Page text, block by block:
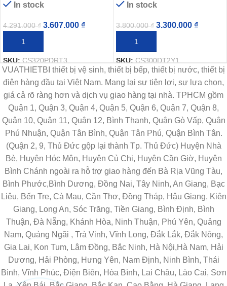
In stock
4.291.000₫ 3.607.000 ₫
THÊM VÀO GIỎ HÀNG
SKU:CS320PDRT3
In stock
3.800.000₫ 3.300.000 ₫
THÊM VÀO GIỎ HÀNG
SKU:CS300DT2Y1
VUATHIETBI thiết bị vệ sinh, thiết bị bếp, thiết bị nước, thiết bị
điện hàng đầu tại Việt Nam. Mang lại sự tiện lợi, sự lựa chọn,
giá cả rõ ràng hơn và dịch vụ giao hàng tại nhà. TPHCM gồm
Quận 1, Quận 3, Quận 4, Quận 5, Quận 6, Quận 7, Quận 8,
Quận 10, Quận 11, Quận 12, Bình Thạnh, Quận Gò Vấp, Quận
Phú Nhuận, Quận Tân Bình, Quận Tân Phú, Quận Bình Tân.
(Quận 2, 9, Thủ Đức gộp lại thành Tp. Thủ Đức) Huyện Nhà
Bè, Huyện Hóc Môn, Huyện Củ Chi, Huyện Cần Giờ, Huyện
Bình Chánh ngoài ra hỗ trợ giao hàng đến Bà Rịa Vũng Tàu,
Bình Phước,Bình Dương, Đồng Nai, Tây Ninh, An Giang, Bạc
Liêu, Bến Tre, Cà Mau, Cần Thơ, Đồng Tháp, Hậu Giang, Kiên
Giang, Long An, Sóc Trăng, Tiền Giang, Bình Định, Bình
Thuận, Đà Nẵng, Khánh Hòa, Ninh Thuận, Phú Yên, Quảng
Nam, Quảng Ngãi , Trà Vinh, Vĩnh Long, Đắk Lắk, Đắk Nông,
Gia Lai, Kon Tum, Lâm Đồng, Bắc Ninh, Hà Nội,Hà Nam, Hải
Dương, Hải Phòng, Hưng Yên, Nam Định, Ninh Bình, Thái
Bình, Vĩnh Phúc, Điện Biên, Hòa Bình, Lai Châu, Lào Cai, Sơn